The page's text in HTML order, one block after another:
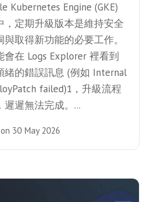
Kubernetes Engine (GKE)
，定期升級版本是維持安全
取得新功能的必要工作。
會在 Logs Explorer 裡看到
緒的錯誤訊息 (例如 Internal
failed)1，升級流程
遲遲無法完成。...
30 May 2026